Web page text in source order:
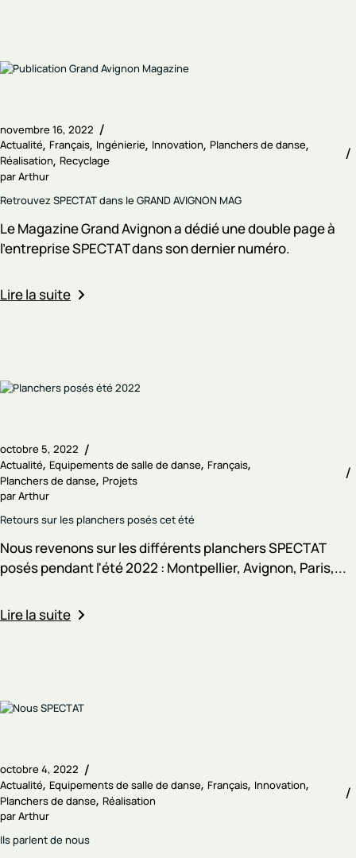
novembre 16, 2022
Actualité Français Ingénierie Innovation Planchers de danse
Réalisation Recyclage
parArthur
Retrouvez SPECTAT dans le GRAND AVIGNON MAG
Le Magazine Grand Avignon a dédié une double page à
l'entreprise SPECTAT dans son dernier numéro.
Lire la suite
octobre 5, 2022
Actualité Equipements de salle de danse Français
Planchers de danse Projets
parArthur
Retours sur les planchers posés cet été
Nous revenons sur les différents planchers SPECTAT
posés pendant l'été 2022 : Montpellier, Avignon, Paris,...
Lire la suite
octobre 4, 2022
Actualité Equipements de salle de danse Français Innovation
Planchers de danse Réalisation
parArthur
Ils parlent de nous